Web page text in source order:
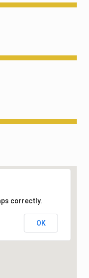
correctly.
OK